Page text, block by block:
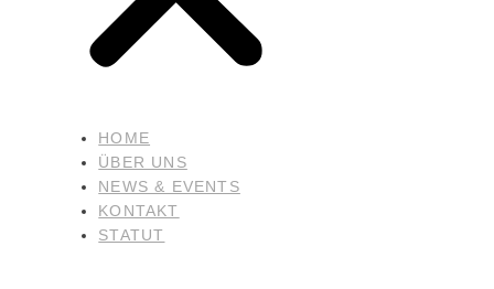
HOME
ÜBER UNS
NEWS & EVENTS
KONTAKT
STATUT